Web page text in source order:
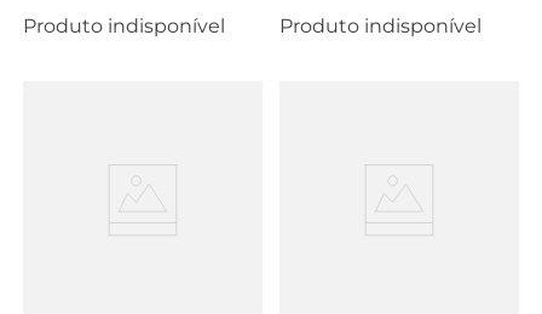
Produto indisponível Produto indisponível